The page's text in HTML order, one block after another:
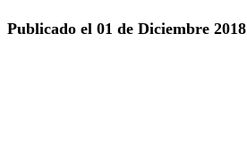
Publicado el 01 de Diciembre 2018